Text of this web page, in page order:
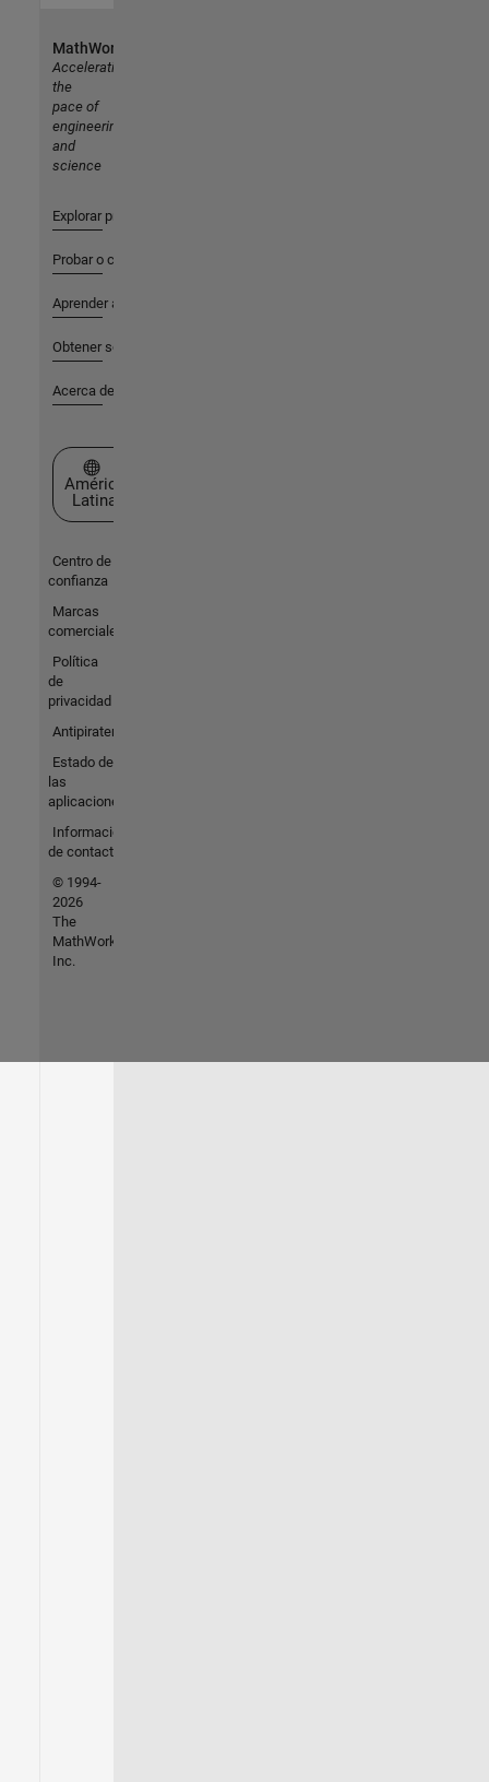
MathWorks
Accelerating
the
pace of
engineering
and
science
Explorar productos
Probar o comprar
Aprender a utilizar
Obtener soporte
Acerca de MathWorks
Seleccione un país/idioma
América
Latina
Centro de
confianza
Marcas
comerciales
Política
de
privacidad
Antipiratería
Estado de
las
aplicaciones
Información
de contacto
© 1994-
2026
The
MathWorks,
Inc.